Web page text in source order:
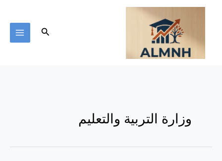
تخطي
البحث
وزارة التربية والتعليم